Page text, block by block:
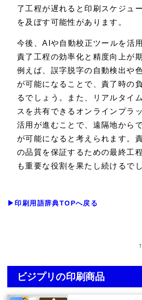
了工程が遅れると印刷スケジュ
を及ぼす可能性があります。
今後、AIや自動校正ツールを活
責了工程の効率化と精度向上が
例えば、誤字脱字の自動検出や
が可能になることで、責了時の
るでしょう。また、リアルタイ
スを共有できるオンラインプラ
活用が進むことで、遠隔地から
が可能になると考えられます。
の品質を保証するための最終工
も重要な役割を果たし続けるで
▶印刷用語辞典TOPへ戻る
ビジプリの印刷商品